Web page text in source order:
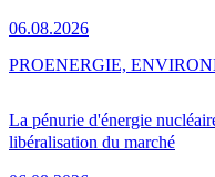
06.08.2026
La pénurie d'énergie
libéralisation du marché
PROENERGIE,